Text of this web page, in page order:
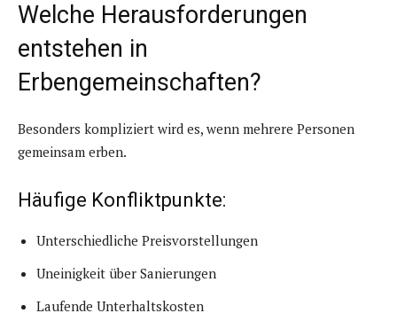
Welche Herausforderungen
entstehen in
Erbengemeinschaften?
Besonders kompliziert wird es, wenn mehrere Personen
gemeinsam erben.
Häufige Konfliktpunkte:
Unterschiedliche Preisvorstellungen
Uneinigkeit über Sanierungen
Laufende Unterhaltskosten